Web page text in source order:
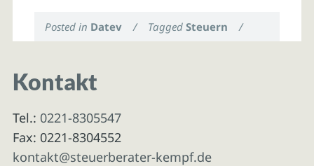
Posted in Datev / TaggedSteuern /
Kontakt
Tel.: 0221-8305547
Fax: 0221-8304552
kontakt@steuerberater-kempf.de